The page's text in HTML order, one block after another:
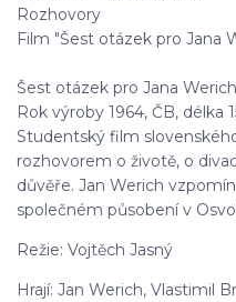
Rozhovory
Film "Šest otázek pro Jana
Šest otázek pro Jana
Rok výroby 1964, ČB, délka
Studentský film
rozhovorem o životě, o
důvěře. Jan Werich
společném působení v
Režie: Vojtěch Jasný
Hrají: Jan Werich, Vlastimil